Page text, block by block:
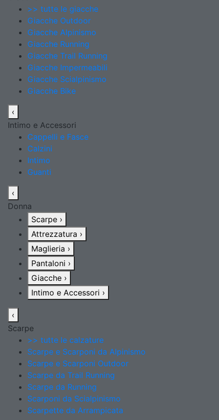
>> tutte le giacche
Giacche Outdoor
Giacche Alpinismo
Giacche Running
Giacche Trail Running
Giacche Impermeabili
Giacche Scialpinismo
Giacche Bike
‹
Intimo e Accessori
Cappelli e Fasce
Calzini
Intimo
Guanti
‹
Donna
Scarpe ›
Attrezzatura ›
Maglieria ›
Pantaloni ›
Giacche ›
Intimo e Accessori ›
‹
Scarpe
>> tutte le calzature
Scarpe e Scarponi da Alpinismo
Scarpe e Scarponi Outdoor
Scarpe da Trail Running
Scarpe da Running
Scarponi da Scialpinismo
Scarpette da Arrampicata